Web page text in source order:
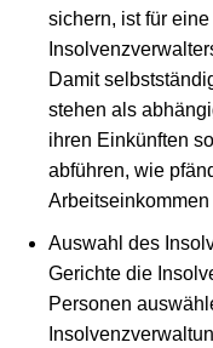
sichern, ist für
Damit
stehen als
ihren Einkünften
abführen, wie
Auswahl des
Gerichte die
Personen